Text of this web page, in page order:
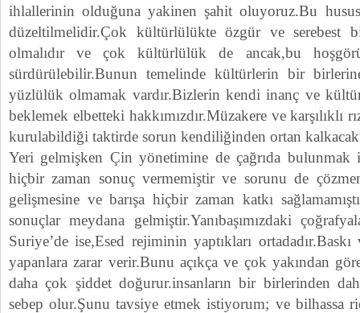
ihlallerinin olduğuna yakinen şahit oluyoruz.Bu
düzeltilmelidir.Çok kültürlülükte özgür ve serebest
olmalıdır ve çok kültürlülük de ancak,bu
sürdürülebilir.Bunun temelinde kültürlerin bir
yüzlülük olmamak vardır.Bizlerin kendi inanç ve
beklemek elbetteki hakkımızdır.Müzakere ve karşılıklı
kurulabildiği taktirde sorun kendiliğinden ortan
Yeri gelmişken Çin yönetimine de çağrıda
hiçbir zaman sonuç vermemiştir ve sorunu de
gelişmesine ve barışa hiçbir zaman katkı
sonuçlar meydana gelmiştir.Yanıbaşımızdaki
Suriye’de ise,Esed rejiminin yaptıkları
yapanlara zarar verir.Bunu açıkça ve çok yakından
daha çok şiddet doğurur.insanların bir birlerinden
sebep olur.Şunu tavsiye etmek istiyorum; ve bilhassa